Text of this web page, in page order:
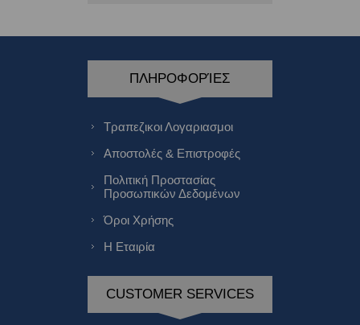
ΠΛΗΡΟΦΟΡΊΕΣ
Τραπεζικοι Λογαριασμοι
Αποστολές & Επιστροφές
Πολιτική Προστασίας
Προσωπικών Δεδομένων
Όροι Χρήσης
Η Εταιρία
CUSTOMER SERVICES